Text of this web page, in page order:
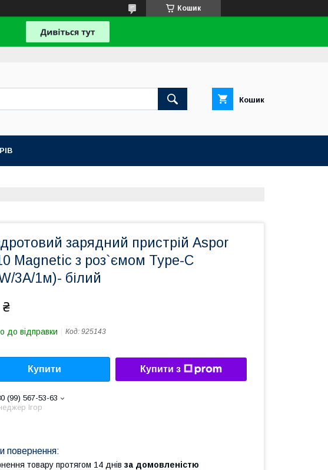
Кошик
Кошик
зарядний пристрій Aspor
Magnetic з роз`ємом Type-C
3A/1м)- білий
₴
до відправки Код: 925143
Купити Купити з
(99) 567-53-63
Ігор
товару протягом 14 днів за домовленістю